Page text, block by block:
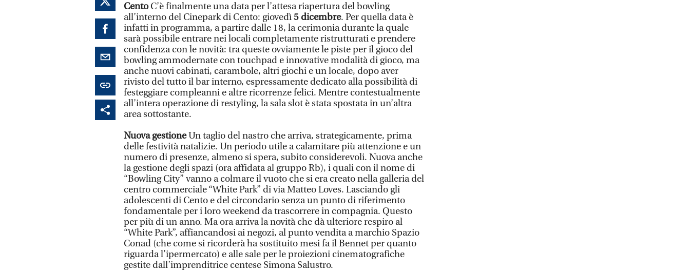
Cento C’è finalmente una data per l’attesa riapertura del bowling
all’interno del Cinepark di Cento: giovedì5 dicembre. Per quella data è
infatti in programma, a partire dalle 18, la cerimonia durante la quale
sarà possibile entrare nei locali completamente ristrutturati e prendere
confidenza con le novità: tra queste ovviamente le piste per il gioco del
bowling ammodernate con touchpad e innovative modalità di gioco, ma
anche nuovi cabinati, carambole, altri giochi e un locale, dopo aver
rivisto del tutto il bar interno, espressamente dedicato alla possibilità di
festeggiare compleanni e altre ricorrenze felici. Mentre contestualmente
all’intera operazione di restyling, la sala slot è stata spostata in un’altra
area sottostante.
Nuova gestioneUn taglio del nastro che arriva, strategicamente, prima
delle festività natalizie. Un periodo utile a calamitare più attenzione e un
numero di presenze, almeno si spera, subito considerevoli. Nuova anche
la gestione degli spazi (ora affidata al gruppo Rb), i quali con il nome di
“Bowling City” vanno a colmare il vuoto che si era creato nella galleria del
centro commerciale “White Park” di via Matteo Loves. Lasciando gli
adolescenti di Cento e del circondario senza un punto di riferimento
fondamentale per i loro weekend da trascorrere in compagnia. Questo
per più di un anno. Ma ora arriva la novità che dà ulteriore respiro al
“White Park”, affiancandosi ai negozi, al punto vendita a marchio Spazio
Conad (che come si ricorderà ha sostituito mesi fa il Bennet per quanto
riguarda l’ipermercato) e alle sale per le proiezioni cinematografiche
gestite dall’imprenditrice centese Simona Salustro.